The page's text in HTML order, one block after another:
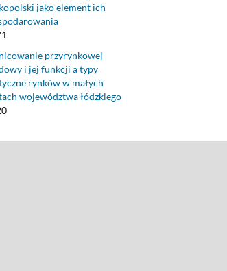
jako element ich
przyrynkowej
i jej funkcji a typy
rynków w małych
województwa łódzkiego